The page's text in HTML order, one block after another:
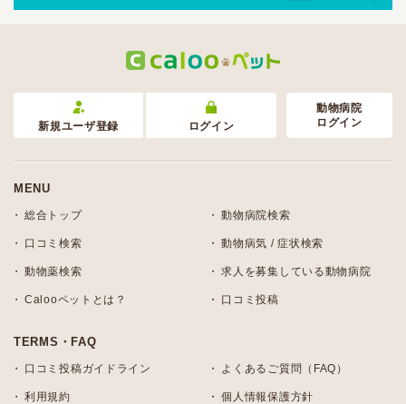
新規ユーザ登録 ログイン
動物病院
ログイン
MENU
総合トップ 動物病院検索
口コミ検索 動物病気 / 症状検索
動物薬検索 求人を募集している動物病院
Calooペットとは？ 口コミ投稿
TERMS・FAQ
口コミ投稿ガイドライン よくあるご質問（FAQ）
利用規約 個人情報保護方針